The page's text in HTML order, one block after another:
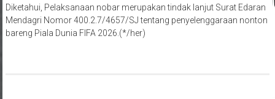
Diketahui, Pelaksanaan nobar merupakan tindak lanjut Surat Edaran
Mendagri Nomor 400.2.7/4657/SJ tentang penyelenggaraan nonton
bareng Piala Dunia FIFA 2026.(*/her)